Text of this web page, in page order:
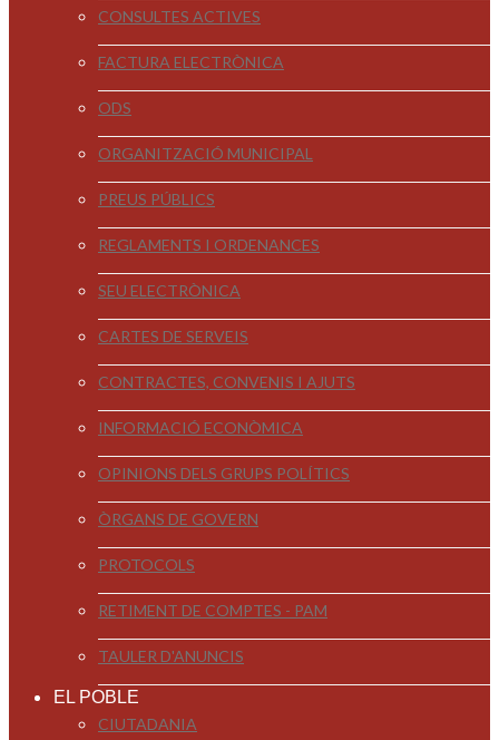
CONSULTES ACTIVES
FACTURA ELECTRÒNICA
ODS
ORGANITZACIÓ MUNICIPAL
PREUS PÚBLICS
REGLAMENTS I ORDENANCES
SEU ELECTRÒNICA
CARTES DE SERVEIS
CONTRACTES, CONVENIS I AJUTS
INFORMACIÓ ECONÒMICA
OPINIONS DELS GRUPS POLÍTICS
ÒRGANS DE GOVERN
PROTOCOLS
RETIMENT DE COMPTES - PAM
TAULER D'ANUNCIS
EL POBLE
CIUTADANIA